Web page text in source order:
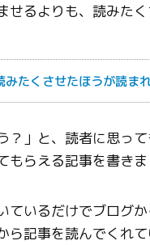
せるよりも、読みた
たくさせたほうが読ま
？」と、読者に思っ
らえる記事を書きま
ているだけでブログ
記事を読んでくれ